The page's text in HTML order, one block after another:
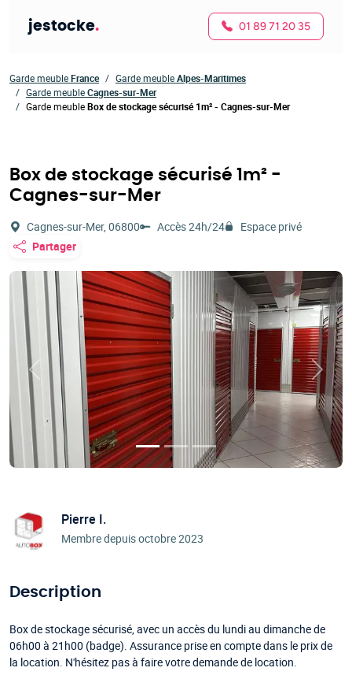
jestocke. 01 89 71 20 35
Garde meubleFrance Garde meubleAlpes-Maritimes
Garde meubleCagnes-sur-Mer
Garde meubleBox de stockage sécurisé 1m² - Cagnes-sur-Mer
Box de stockage sécurisé 1m² -
Cagnes-sur-Mer
Cagnes-sur-Mer, 06800 Accès 24h/24
Espace privé
Partager
Précédent
Pierre I.
Membre depuis octobre 2023
Description
Box de stockage sécurisé, avec un accès du lundi au dimanche de
06h00 à 21h00 (badge). Assurance prise en compte dans le prix de
la location. N'hésitez pas à faire votre demande de location.